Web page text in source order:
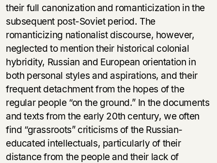
their full canonization and romanticization in the
subsequent post-Soviet period. The
romanticizing nationalist discourse, however,
neglected to mention their historical colonial
hybridity, Russian and European orientation in
both personal styles and aspirations, and their
frequent detachment from the hopes of the
regular people “on the ground.” In the documents
and texts from the early 20th century, we often
find “grassroots” criticisms of the Russian-
educated intellectuals, particularly of their
distance from the people and their lack of